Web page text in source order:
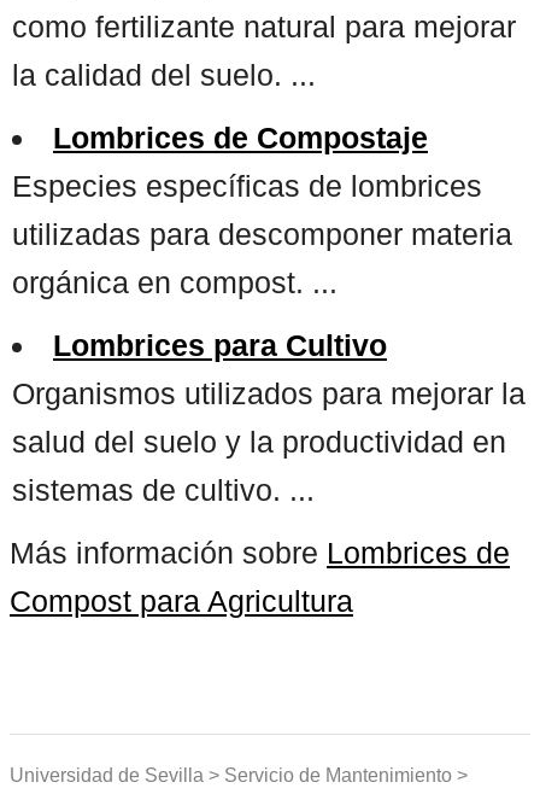
como fertilizante natural para mejorar
la calidad del suelo. ...
Lombrices de Compostaje
Especies específicas de lombrices
utilizadas para descomponer materia
orgánica en compost. ...
Lombrices para Cultivo
Organismos utilizados para mejorar la
salud del suelo y la productividad en
sistemas de cultivo. ...
Más información sobre Lombrices de
Compost para Agricultura
Universidad de Sevilla > Servicio de Mantenimiento >